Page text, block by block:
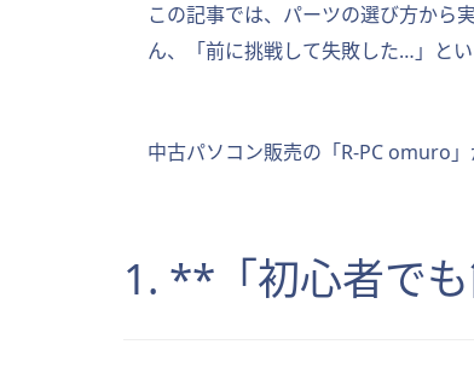
この記事では、パーツの選び方から
ん、「前に挑戦して失敗した…」と
中古パソコン販売の「R-PC omuro
1. **「初心者で